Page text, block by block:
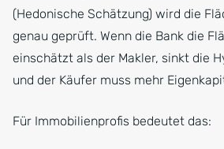
(Hedonische Schätzung) wird die
genau geprüft. Wenn die Bank die
einschätzt als der Makler, sinkt die
und der Käufer muss mehr
Für Immobilienprofis bedeutet das: